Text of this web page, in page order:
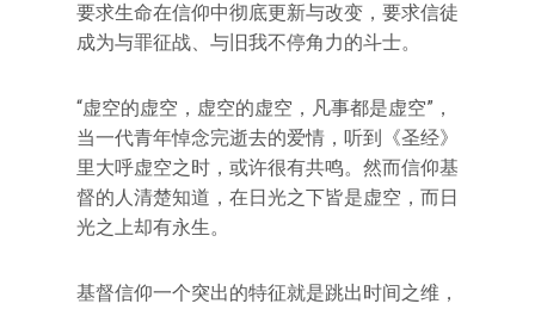
要求生命在信仰中彻底更新与改变，要求信徒
成为与罪征战、与旧我不停角力的斗士。
“虚空的虚空，虚空的虚空，凡事都是虚空”，
当一代青年悼念完逝去的爱情，听到《圣经》
里大呼虚空之时，或许很有共鸣。然而信仰基
督的人清楚知道，在日光之下皆是虚空，而日
光之上却有永生。
基督信仰一个突出的特征就是跳出时间之维，